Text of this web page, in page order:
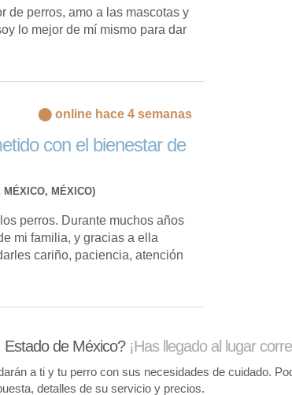
de perros, amo a las mascotas y
lo mejor de mí mismo para dar
⬤ online hace 4 semanas
con el bienestar de
MÉXICO)
perros. Durante muchos años
mi familia, y gracias a ella
cariño, paciencia, atención
Estado de México? ¡Has llegado al lugar
a ti y tu perro con sus necesidades de cuidado.
detalles de su servicio y precios.